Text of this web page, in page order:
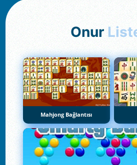
Onur
Mahjong Bağlantısı